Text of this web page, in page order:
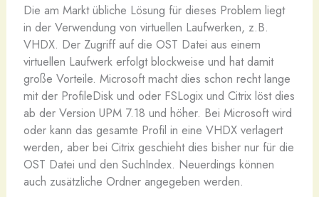
Die am Markt übliche Lösung für dieses Problem liegt
in der Verwendung von virtuellen Laufwerken, z.B.
VHDX. Der Zugriff auf die OST Datei aus einem
virtuellen Laufwerk erfolgt blockweise und hat damit
große Vorteile. Microsoft macht dies schon recht lange
mit der ProfileDisk und oder FSLogix und Citrix löst dies
ab der Version UPM 7.18 und höher. Bei Microsoft wird
oder kann das gesamte Profil in eine VHDX verlagert
werden, aber bei Citrix geschieht dies bisher nur für die
OST Datei und den SuchIndex. Neuerdings können
auch zusätzliche Ordner angegeben werden.